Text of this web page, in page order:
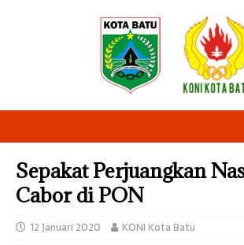
Sepakat Perjuangkan
Cabor di PON
12 Januari 2020 KONI Kota Batu